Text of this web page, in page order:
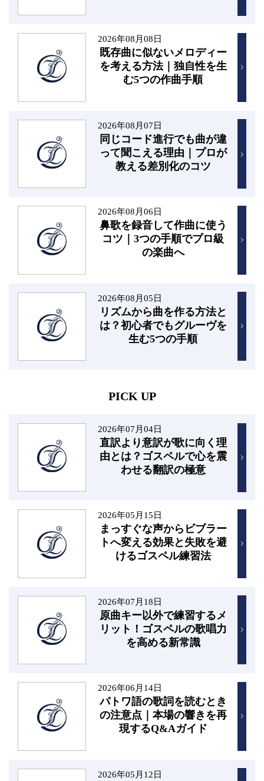
2026年08月08日
既存曲に似ないメロディー
を考える方法｜独自性を生
む5つの作曲手順
2026年08月07日
同じコード進行でも曲が違
って聞こえる理由｜プロが
教える差別化のコツ
2026年08月06日
鼻歌を録音して作曲に使う
コツ｜3つの手順でプロ級
の楽曲へ
2026年08月05日
リズムから曲を作る方法と
は？初心者でもグルーヴを
生む5つの手順
PICK UP
2026年07月04日
直訳より意訳が歌に向く理
由とは？ゴスペルで心を震
わせる翻訳の極意
2026年05月15日
まっすぐな声からビブラー
トへ変える効果と失敗を避
けるゴスペル練習法
2026年07月18日
原曲キー以外で練習するメ
リット！ゴスペルの歌唱力
を高める新常識
2026年06月14日
パトワ語の歌詞を読むとき
の注意点｜本場の響きを再
現するQ&Aガイド
2026年05月12日